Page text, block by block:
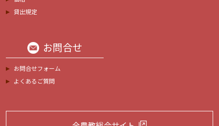
貸出規定
お問合せ
お問合せフォーム
よくあるご質問